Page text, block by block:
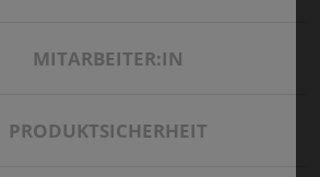
MITARBEITER:IN
PRODUKTSICHERHEIT